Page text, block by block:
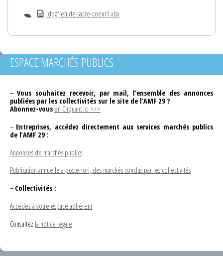
dpgf-etude-sacre-coeur1.xlsx
ESPACE MARCHÉS PUBLICS
– Vous souhaitez recevoir, par mail, l’ensemble des annonces
publiées par les collectivités sur le site de l’AMF 29 ?
Abonnez-vous en Cliquant ici >>>
– Entreprises, accédez directement aux services marchés publics
de l’AMF 29 :
Annonces de marchés publics
Publication annuelle a posteriori, des marchés conclus par les collectivités
– Collectivités :
Accédez à votre espace adhérent
Consultez la notice légale